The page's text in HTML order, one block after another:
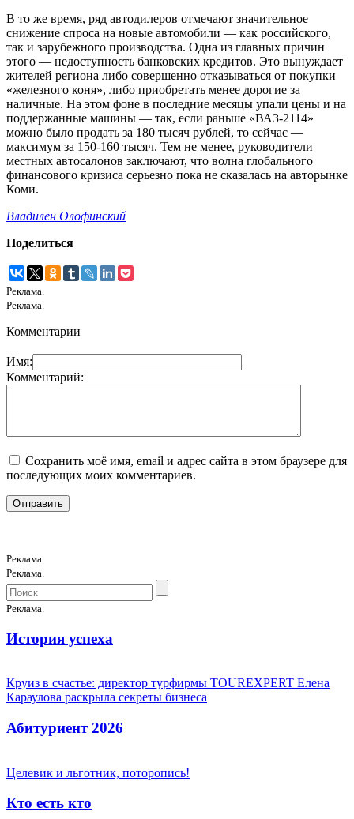
В то же время, ряд автодилеров отмечают значительное
снижение спроса на новые автомобили — как российского,
так и зарубежного производства. Одна из главных причин
этого — недоступность банковских кредитов. Это вынуждает
жителей региона либо совершенно отказываться от покупки
«железного коня», либо приобретать менее дорогие за
наличные. На этом фоне в последние месяцы упали цены и на
поддержанные машины — так, если раньше «ВАЗ-2114»
можно было продать за 180 тысяч рублей, то сейчас —
максимум за 150-160 тысяч. Тем не менее, руководители
местных автосалонов заключают, что волна глобального
финансового кризиса серьезно пока не сказалась на авторынке
Коми.
Владилен Олофинский
Поделиться
Реклама.
Реклама.
Комментарии
Имя:
Комментарий:
Сохранить моё имя, email и адрес сайта в этом браузере для
последующих моих комментариев.
Реклама.
Реклама.
Реклама.
История успеха
Круиз в счастье: директор турфирмы TOUREXPERT Елена
Караулова раскрыла секреты бизнеса
Абитуриент 2026
Целевик и льготник, поторопись!
Кто есть кто